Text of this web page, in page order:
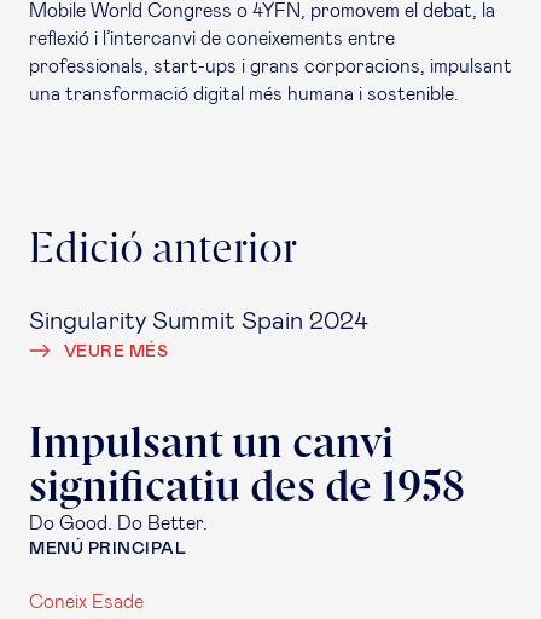
Mobile World Congress o 4YFN, promovem el debat, la
reflexió i l’intercanvi de coneixements entre
professionals, start-ups i grans corporacions, impulsant
una transformació digital més humana i sostenible.
Edició anterior
Singularity Summit Spain 2024
VEURE MÉS
Impulsant un canvi
significatiu des de 1958
Do Good. Do Better.
MENÚ PRINCIPAL
Coneix Esade